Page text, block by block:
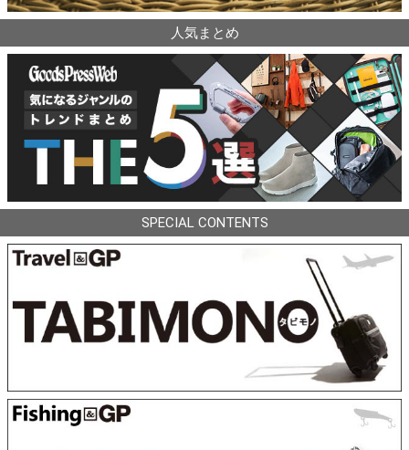
人気まとめ
SPECIAL CONTENTS